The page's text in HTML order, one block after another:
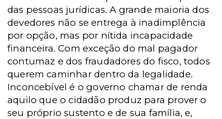
das pessoas jurídicas. A grande maioria dos
devedores não se entrega à inadimplência
por opção, mas por nítida incapacidade
financeira. Com exceção do mal pagador
contumaz e dos fraudadores do fisco, todos
querem caminhar dentro da legalidade.
Inconcebível é o governo chamar de renda
aquilo que o cidadão produz para prover o
seu próprio sustento e de sua família, e,